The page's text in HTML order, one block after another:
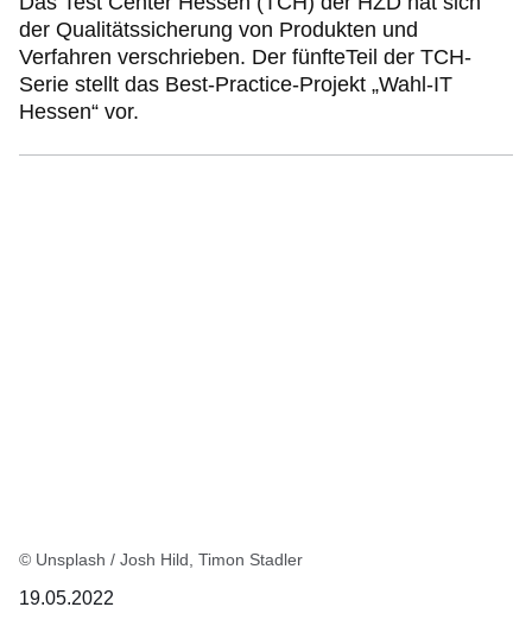
der Qualitätssicherung von Produkten und
Verfahren verschrieben. Der fünfteTeil der TCH-
Serie stellt das Best-Practice-Projekt „Wahl-IT
Hessen“ vor.
© Unsplash / Josh Hild, Timon Stadler
19.05.2022